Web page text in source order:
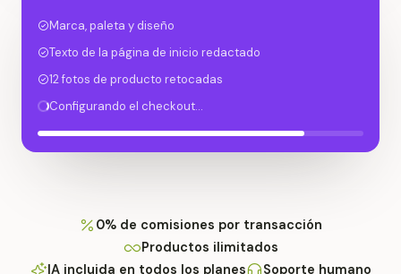
Marca, paleta y diseño
Texto de la página de inicio redactado
12 fotos de producto retocadas
Configurando el checkout…
0% de comisiones por transacción
Productos ilimitados
IA incluida en todos los planes
Soporte humano